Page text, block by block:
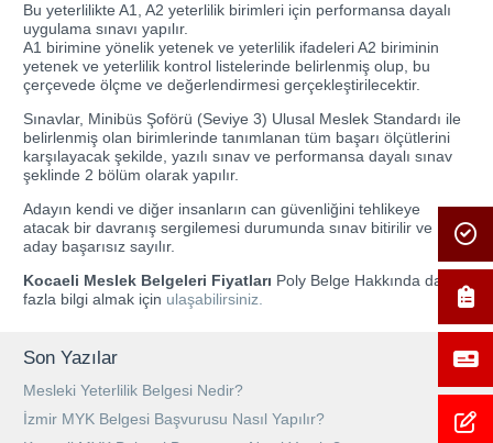
Bu yeterlilikte A1, A2 yeterlilik birimleri için performansa dayalı
uygulama sınavı yapılır.
A1 birimine yönelik yetenek ve yeterlilik ifadeleri A2 biriminin
yetenek ve yeterlilik kontrol listelerinde belirlenmiş olup, bu
çerçevede ölçme ve değerlendirmesi gerçekleştirilecektir.
Sınavlar, Minibüs Şoförü (Seviye 3) Ulusal Meslek Standardı ile
belirlenmiş olan birimlerinde tanımlanan tüm başarı ölçütlerini
karşılayacak şekilde, yazılı sınav ve performansa dayalı sınav
şeklinde 2 bölüm olarak yapılır.
Adayın kendi ve diğer insanların can güvenliğini tehlikeye
atacak bir davranış sergilemesi durumunda sınav bitirilir ve
aday başarısız sayılır.
Kocaeli Meslek Belgeleri Fiyatları Poly Belge Hakkında daha
fazla bilgi almak için ulaşabilirsiniz.
Son Yazılar
Mesleki Yeterlilik Belgesi Nedir?
İzmir MYK Belgesi Başvurusu Nasıl Yapılır?